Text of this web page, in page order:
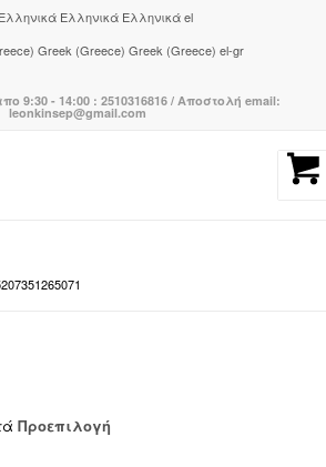
Ελληνικά Ελληνικά el
Greek (Greece) Greek (Greece) el-gr
9:30 - 14:00 : 2510316816 / Αποστολή email:
leonkinsep@gmail.com
-
Προεπιλογή